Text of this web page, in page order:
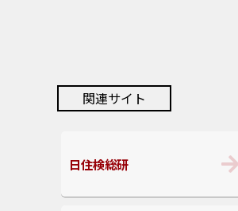
関連サイト
日住検総研